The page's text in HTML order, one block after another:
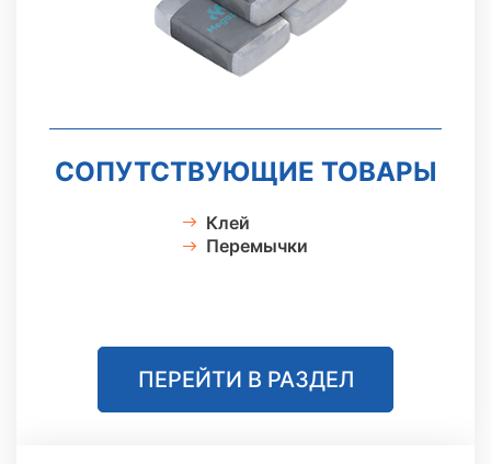
СОПУТСТВУЮЩИЕ ТОВАРЫ
Клей
Перемычки
ПЕРЕЙТИ В РАЗДЕЛ